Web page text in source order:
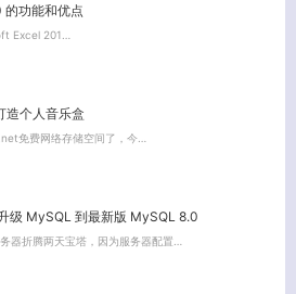
的功能和优点
Excel 201…
造个人音乐盒
免费网络存储空间了，今…
级 MySQL 到最新版 MySQL 8.0
器折腾两天宝塔，因为服务器配置…